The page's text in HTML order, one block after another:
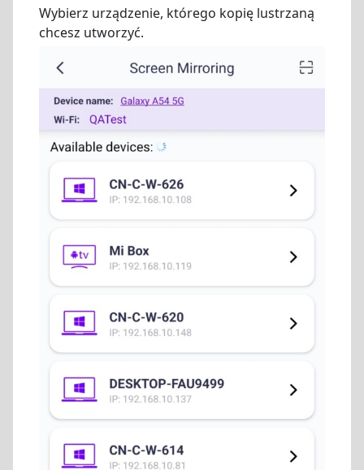
Wybierz urządzenie, którego kopię lustrzaną
chcesz utworzyć.